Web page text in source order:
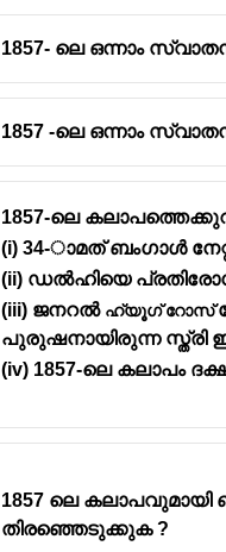
ഒന്നാം ഇന്ത്യൻ
ഇതിനെസിപായി
അറിയപ്പെടുന്നു.
(സിപായികൾ)
ഇത് ഇന്ത്യയിലെ
വിജയിക്കുകയും
1857- ലെ ഒന്നാം
1857 -ലെ ഒന്നാം
1857-ലെ
(i) 34-ാമത് ബംഗാൾ
(ii) ഡൽഹിയെ
(iii) ജനറൽ ഹ്യൂഗ് റോസ്
പുരുഷനായിരുന്ന സ്ത്രി
(iv) 1857-ലെ കലാപം
1857 ലെ കലാപവുമായി
തിരഞ്ഞെടുക്കുക ?